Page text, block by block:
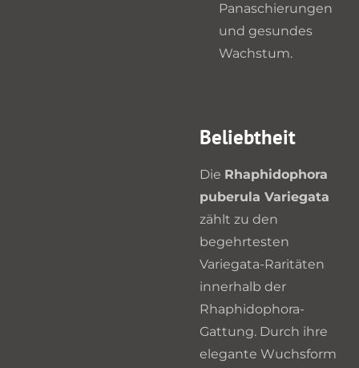
Panaschierungen
und gesundes
Wachstum.
Beliebtheit
Die Rhaphidophora
puberula Variegata
zählt zu den
begehrtesten
Variegata-Raritäten
innerhalb der
Rhaphidophora-
Gattung. Durch ihre
elegante Wuchsform